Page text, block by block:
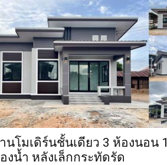
นโมเดิร์นชั้นเดียว 3 ห้องนอน 1
งน้ำ หลังเล็กกระทัดรัด